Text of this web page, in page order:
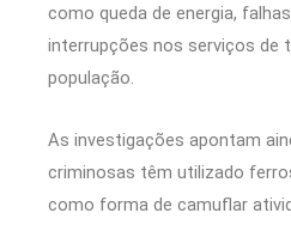
como queda de energia,
interrupções nos serviços de
população.
As investigações apontam
criminosas têm utilizado
como forma de camuflar